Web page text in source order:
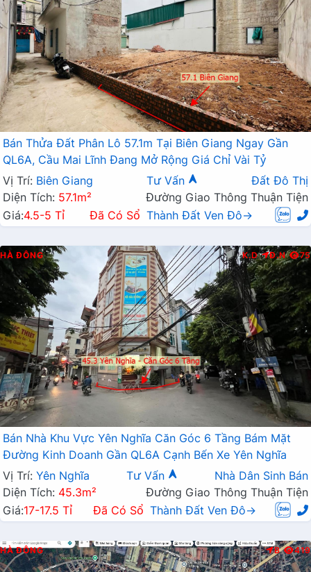
Bán Thửa Đất Phân Lô 57.1m Tại Biên Giang Ngay Gần
QL6A, Cầu Mai Lĩnh Đang Mở Rộng Giá Chỉ Vài Tỷ
Vị Trí: Biên Giang Tư Vấn
Đất Đô Thị
Diện Tích: 57.1m²
Đường Giao Thông Thuận Tiện
Giá:4.5-5 Tỉ Đã Có Sổ Thành Đất Ven Đô→
HÀ ĐÔNG K.D Đ.N 75
Bán Nhà Khu Vực Yên Nghĩa Căn Góc 6 Tầng Bám Mặt
Đường Kinh Doanh Gần QL6A Cạnh Bến Xe Yên Nghĩa
Vị Trí: Yên Nghĩa Tư Vấn
Nhà Dân Sinh Bán
Diện Tích: 45.3m²
Đường Giao Thông Thuận Tiện
Giá:17-17.5 Tỉ Đã Có Sổ Thành Đất Ven Đô→
HÀ ĐÔNG B 419